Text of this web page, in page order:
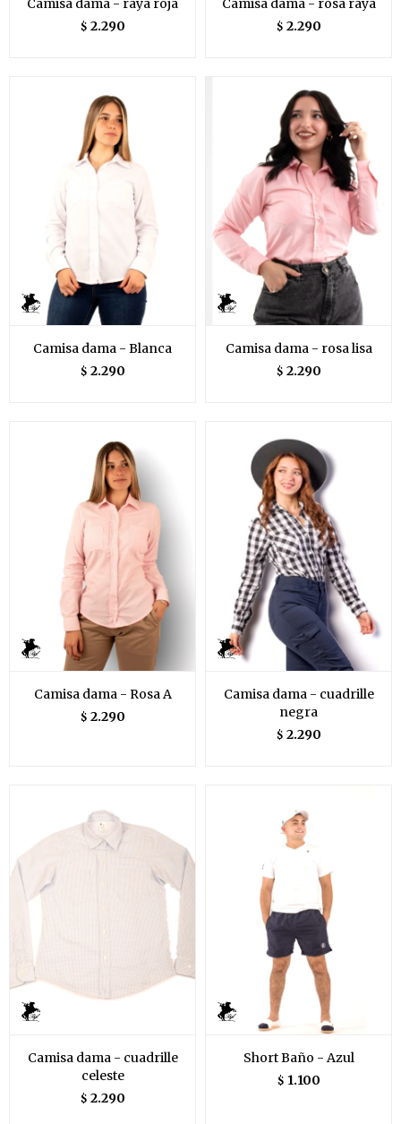
Camisa dama - raya roja
$ 2.290
Camisa dama - rosa raya
$ 2.290
Camisa dama - Blanca
$ 2.290
Camisa dama - rosa lisa
$ 2.290
Camisa dama - Rosa A
$ 2.290
Camisa dama - cuadrille
negra
$ 2.290
Camisa dama - cuadrille
celeste
$ 2.290
Short Baño - Azul
$ 1.100